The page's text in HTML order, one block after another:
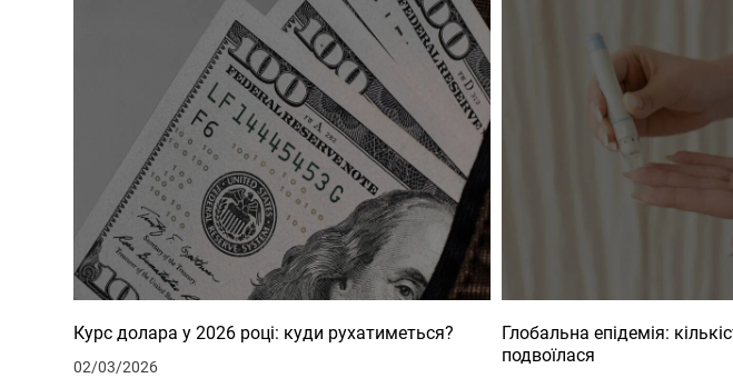
Курс долара у 2026 році: куди рухатиметься?
02/03/2026
Глобальна епідемія:
подвоїлася